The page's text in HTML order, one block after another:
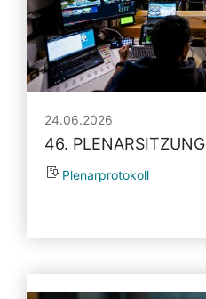
24.06.2026
46. PLENARSITZUNG
Plenarprotokoll